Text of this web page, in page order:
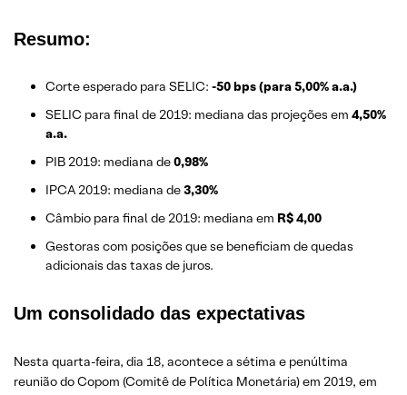
Resumo:
Corte esperado para SELIC: -50 bps (para 5,00% a.a.)
SELIC para final de 2019: mediana das projeções em 4,50%
a.a.
PIB 2019: mediana de0,98%
IPCA 2019: mediana de3,30%
Câmbio para final de 2019: mediana em R$ 4,00
Gestoras com posições que se beneficiam de quedas
adicionais das taxas de juros.
Um consolidado das expectativas
Nesta quarta-feira, dia 18, acontece a sétima e penúltima
reunião do Copom (Comitê de Política Monetária) em 2019, em